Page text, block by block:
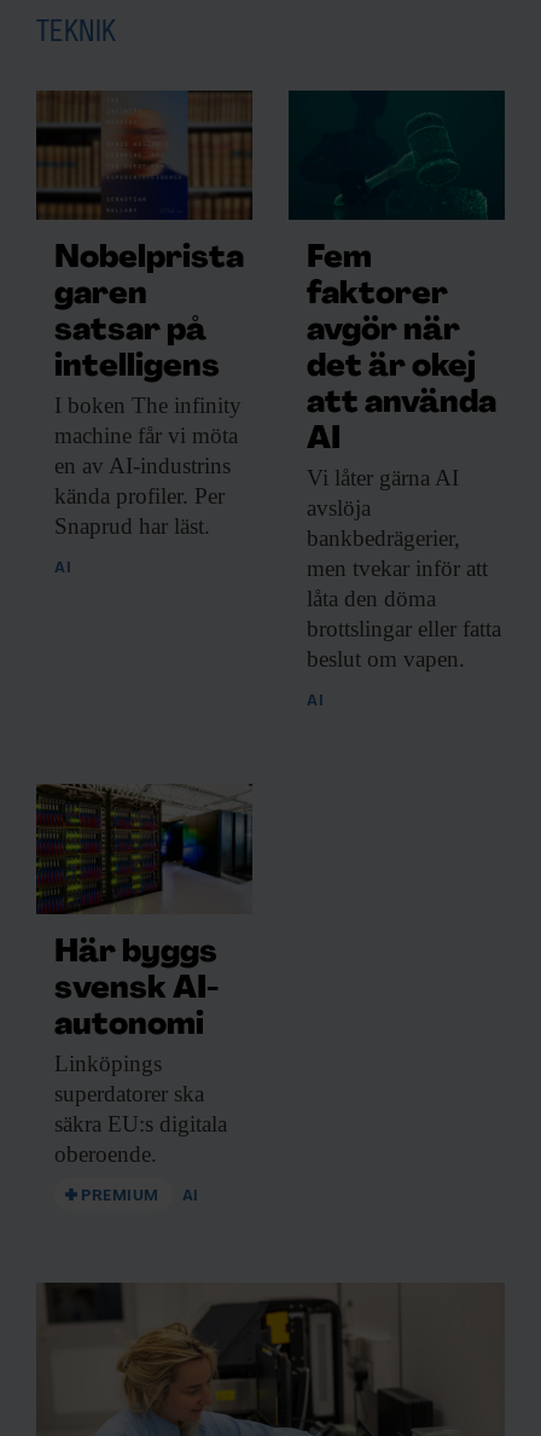
TEKNIK
Nobelprista
garen
satsar på
intelligens
I boken The infinity
machine får vi möta
en av AI-industrins
kända profiler. Per
Snaprud har läst.
AI
Fem
faktorer
avgör när
det är okej
att använda
AI
Vi låter gärna AI
avslöja
bankbedrägerier,
men tvekar inför att
låta den döma
brottslingar eller fatta
beslut om vapen.
AI
Här byggs
svensk AI-
autonomi
Linköpings
superdatorer ska
säkra EU:s digitala
oberoende.
PREMIUM AI